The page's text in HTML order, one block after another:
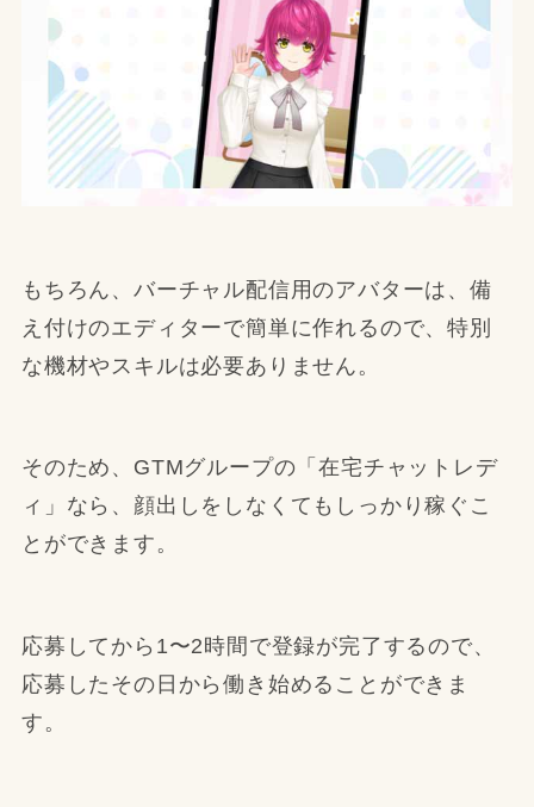
もちろん、バーチャル配信用のアバターは、備
え付けのエディターで簡単に作れるので、特別
な機材やスキルは必要ありません。
そのため、GTMグループの「在宅チャットレデ
ィ」なら、顔出しをしなくてもしっかり稼ぐこ
とができます。
応募してから1〜2時間で登録が完了するので、
応募したその日から働き始めることができま
す。